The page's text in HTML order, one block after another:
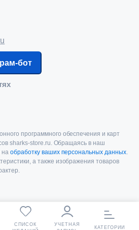
бот
программного обеспечения и карт
sharks-store.ru. Обращаясь в наш
на обработку ваших персональных данных.
а также изображения товаров
СПИСОК
УЧЕТНАЯ
КАТЕГОРИИ